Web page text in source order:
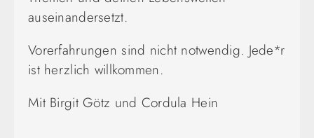
auseinandersetzt.
Vorerfahrungen sind nicht notwendig. Jede*r
ist herzlich willkommen.
Mit Birgit Götz und Cordula Hein